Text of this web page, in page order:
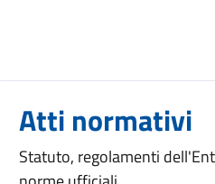
Atti normativi
Statuto, regolamenti